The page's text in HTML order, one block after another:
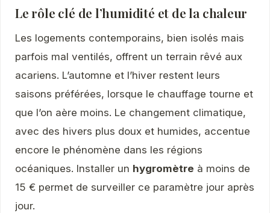
Le rôle clé de l’humidité et de la chaleur
Les logements contemporains, bien isolés mais
parfois mal ventilés, offrent un terrain rêvé aux
acariens. L’automne et l’hiver restent leurs
saisons préférées, lorsque le chauffage tourne et
que l’on aère moins. Le changement climatique,
avec des hivers plus doux et humides, accentue
encore le phénomène dans les régions
océaniques. Installer un hygromètre à moins de
15 € permet de surveiller ce paramètre jour après
jour.